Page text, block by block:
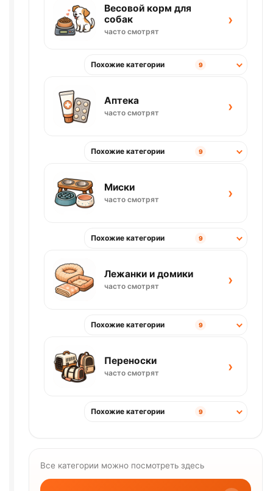
Весовой корм для
собак
часто смотрят
›
Похожие категории 9
Аптека
часто смотрят ›
Похожие категории 9
Миски
часто смотрят ›
Похожие категории 9
Лежанки и домики
часто смотрят ›
Похожие категории 9
Переноски
часто смотрят ›
Похожие категории 9
Все категории можно посмотреть здесь